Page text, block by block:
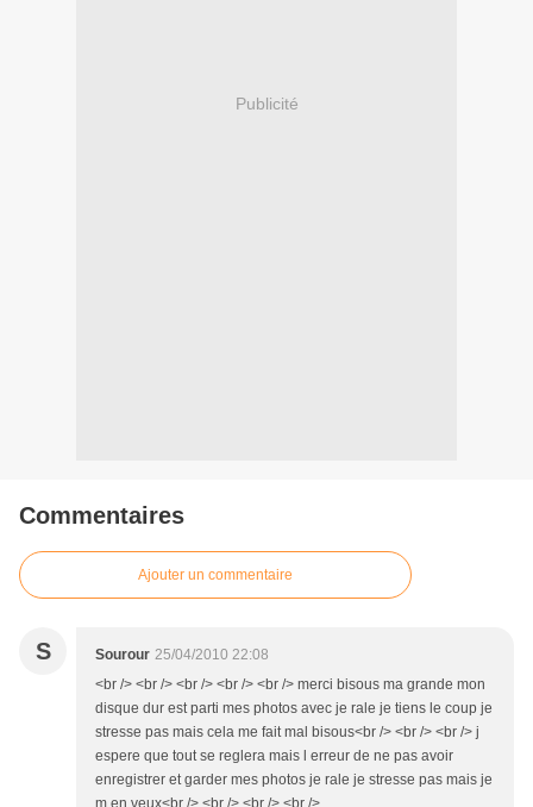
Publicité
Commentaires
Ajouter un commentaire
S Sourour 25/04/2010 22:08
<br /> <br /> <br /> <br /> <br /> merci bisous ma grande mon
disque dur est parti mes photos avec je rale je tiens le coup je
stresse pas mais cela me fait mal bisous<br /> <br /> <br /> j
espere que tout se reglera mais l erreur de ne pas avoir
enregistrer et garder mes photos je rale je stresse pas mais je
m en veux<br /> <br /> <br /> <br />